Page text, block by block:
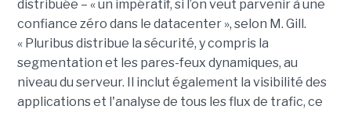
distribuée – « un impératif, si l’on veut parvenir à une
confiance zéro dans le datacenter », selon M. Gill.
« Pluribus distribue la sécurité, y compris la
segmentation et les pares-feux dynamiques, au
niveau du serveur. Il inclut également la visibilité des
applications et l'analyse de tous les flux de trafic, ce